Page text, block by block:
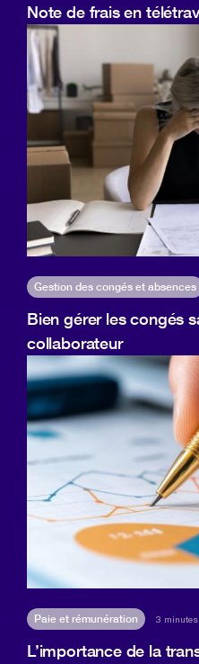
Note de frais en
Gestion des congés et absences
Bien gérer les congés
collaborateur
Paie et rémunération 3 minutes
L’importance de la